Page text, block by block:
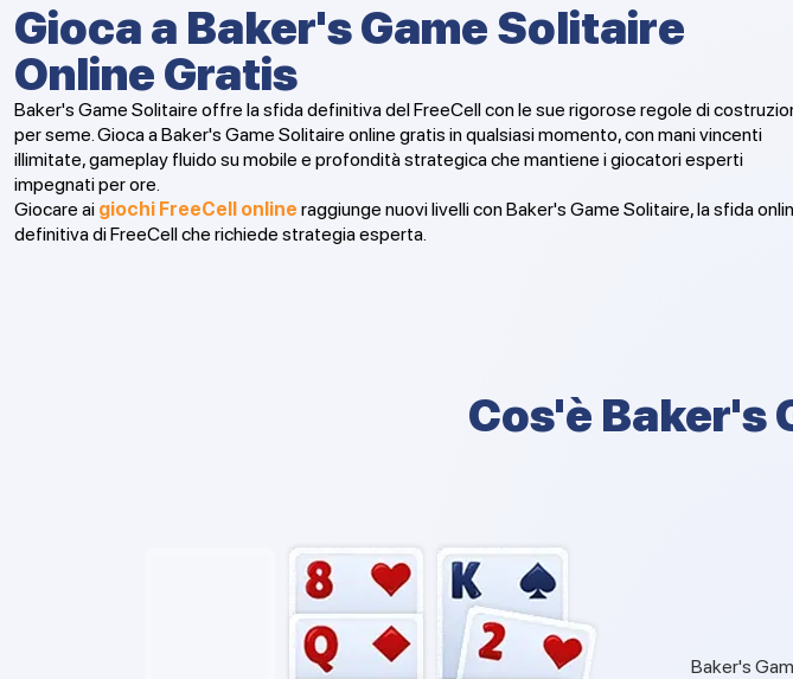
Gioca a Baker's Game Solitaire
Online Gratis
Baker's Game Solitaire offre la sfida definitiva del FreeCell con le sue rigorose regole di
per seme. Gioca a Baker's Game Solitaire online gratis in qualsiasi momento, con mani vincenti
illimitate, gameplay fluido su mobile e profondità strategica che mantiene i giocatori esperti
impegnati per ore.
Giocare ai giochi FreeCell online raggiunge nuovi livelli con Baker's Game Solitaire, la sfida
definitiva di FreeCell che richiede strategia esperta.
Cos'è Baker's
Baker's